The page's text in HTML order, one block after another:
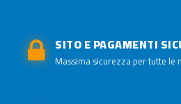
SITO E PAGAMENTI
Massima sicurezza per tutte le